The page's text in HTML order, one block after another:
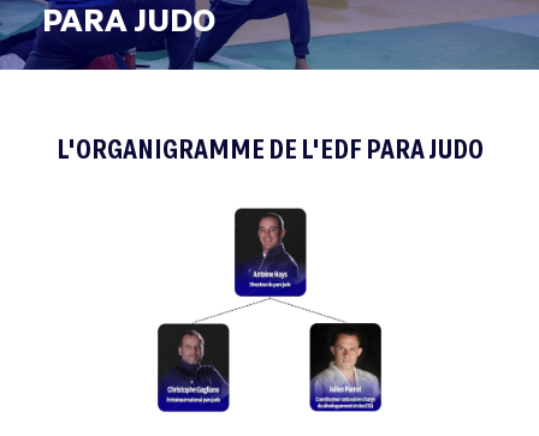
PARA JUDO
L'ORGANIGRAMME DE L'EDF PARA JUDO